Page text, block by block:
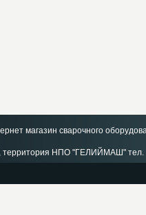
магазин сварочного
территория НПО "ГЕЛИЙМАШ"